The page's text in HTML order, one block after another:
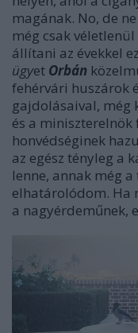
magának. No, de
még csak
állítani az évekkel
ügyet Orbán
fehérvári huszárok
gajdolásaival, még
és a
honvédséginek
az egész tényleg a
lenne, annak még
elhatárolódom. Ha
a nagyérdeműnek,